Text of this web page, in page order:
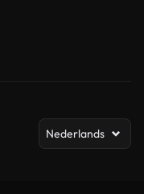
Nederlands